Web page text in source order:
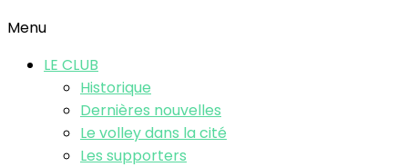
Menu
LE CLUB
Historique
Dernières nouvelles
Le volley dans la cité
Les supporters